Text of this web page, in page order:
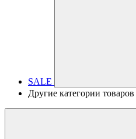
SALE
Другие категории товаров